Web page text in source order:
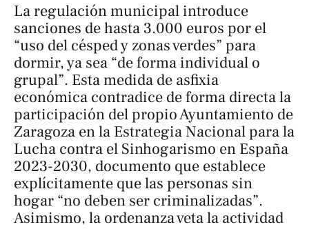
La regulación municipal introduce
sanciones de hasta 3.000 euros por el
“uso del césped y zonas verdes” para
dormir, ya sea “de forma individual o
grupal”. Esta medida de asfixia
económica contradice de forma directa la
participación del propio Ayuntamiento de
Zaragoza en la Estrategia Nacional para la
Lucha contra el Sinhogarismo en España
2023-2030, documento que establece
explícitamente que las personas sin
hogar “no deben ser criminalizadas”.
Asimismo, la ordenanza veta la actividad